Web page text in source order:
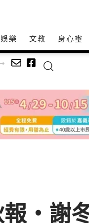
娛樂 文教 身心𩆜
報‧謝